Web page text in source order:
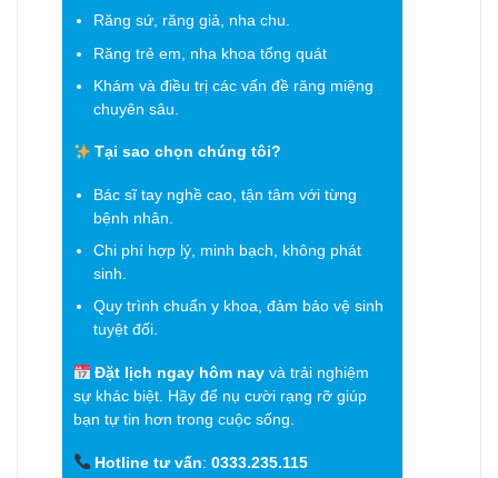
Răng sứ, răng giả, nha chu.
Răng trẻ em, nha khoa tổng quát
Khám và điều trị các vấn đề răng miệng
chuyên sâu.
Tại sao chọn chúng tôi?
Bác sĩ tay nghề cao, tận tâm với từng
bệnh nhân.
Chi phí hợp lý, minh bạch, không phát
sinh.
Quy trình chuẩn y khoa, đảm bảo vệ sinh
tuyệt đối.
Đặt lịch ngay hôm nay và trải nghiệm
sự khác biệt. Hãy để nụ cười rạng rỡ giúp
bạn tự tin hơn trong cuộc sống.
Hotline tư vấn:0333.235.115